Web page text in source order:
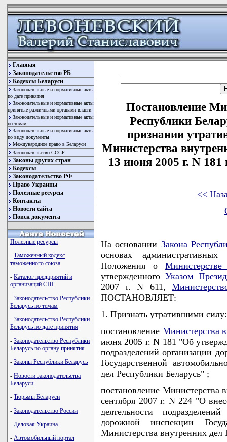
Главная
Законодательство РБ
Кодексы Беларуси
Законодательные и нормативные акты
по дате принятия
Законодательные и нормативные акты
принятые различными органами власти
Законодательные и нормативные акты
по темам
Законодательные и нормативные акты
по виду документы
Международное право в Беларуси
Законодательство СССР
Законы других стран
Кодексы
Законодательство РФ
Право Украины
Полезные ресурсы
Контакты
Новости сайта
Поиск документа
Полезные ресурсы
- Таможенный кодекс
таможенного союза
- Каталог предприятий и
организаций СНГ
- Законодательство Республики
Беларусь по темам
- Законодательство Республики
Беларусь по дате принятия
- Законодательство Республики
Беларусь по органу принятия
- Законы Республики Беларусь
- Новости законодательства
Беларуси
- Тюрьмы Беларуси
- Законодательство России
- Деловая Украина
- Автомобильный портал
Постановление
Республики
признании
Министерства
13 июня 2005 г. N 181
<<
На основании Закона
основах
Положения о
утвержденногоУказом
2007 г. N 611,
ПОСТАНОВЛЯЕТ:
1. Признать утратившими силу:
постановление Министерства
июня 2005 г. N 181 "Об
подразделений организации
Государственной
дел Республики Беларусь" ;
постановление Министерства
сентября 2007 г. N 224 "О
деятельности
дорожной инспекции
Министерства внутренних дел